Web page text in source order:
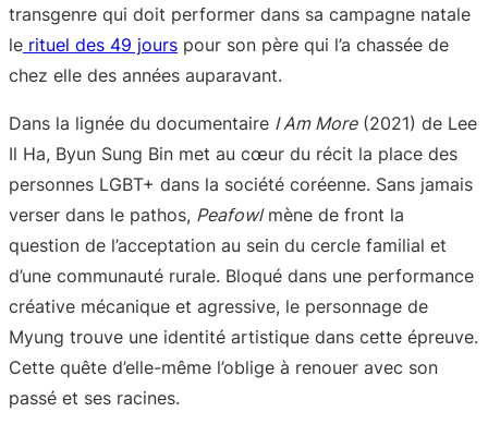
transgenre qui doit performer dans sa campagne natale
le rituel des 49 jours pour son père qui l’a chassée de
chez elle des années auparavant.
Dans la lignée du documentaire I Am More(2021) de Lee
Il Ha, Byun Sung Bin met au cœur du récit la place des
personnes LGBT+ dans la société coréenne. Sans jamais
verser dans le pathos, Peafowlmène de front la
question de l’acceptation au sein du cercle familial et
d’une communauté rurale. Bloqué dans une performance
créative mécanique et agressive, le personnage de
Myung trouve une identité artistique dans cette épreuve.
Cette quête d’elle-même l’oblige à renouer avec son
passé et ses racines.